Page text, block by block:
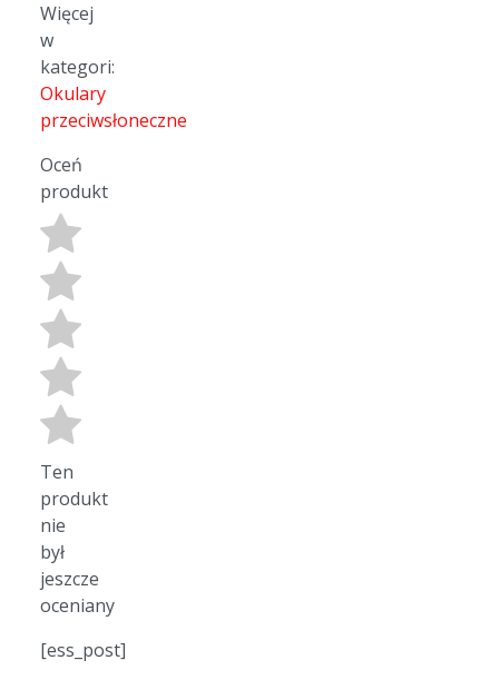
Więcej
w
kategori:
Okulary
przeciwsłoneczne
Oceń
produkt
Ten
produkt
nie
był
jeszcze
oceniany
[ess_post]